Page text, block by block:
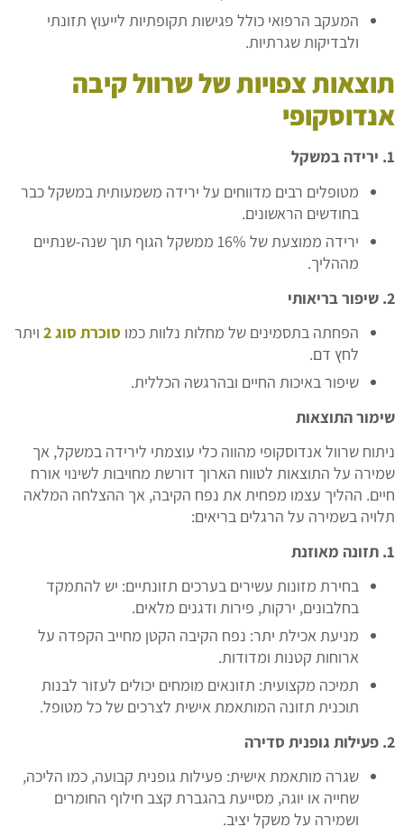
המעקב הרפואי כולל פגישות תקופתיות לייעוץ תזונתי
ולבדיקות שגרתיות.
תוצאות צפויות של שרוול קיבה
אנדוסקופי
1. ירידה במשקל
מטופלים רבים מדווחים על ירידה משמעותית במשקל כבר
בחודשים הראשונים.
ירידה ממוצעת של 16% ממשקל הגוף תוך שנה-שנתיים
מההליך.
2. שיפור בריאותי
הפחתה בתסמינים של מחלות נלוות כמו סוכרת סוג 2
ויתר
לחץ דם.
שיפור באיכות החיים ובהרגשה הכללית.
שימור התוצאות
ניתוח שרוול אנדוסקופי מהווה כלי עוצמתי לירידה במשקל, אך
שמירה על התוצאות לטווח הארוך דורשת מחויבות לשינוי אורח
חיים. ההליך עצמו מפחית את נפח הקיבה, אך ההצלחה המלאה
תלויה בשמירה על הרגלים בריאים:
1. תזונה מאוזנת
בחירת מזונות עשירים בערכים תזונתיים: יש להתמקד
בחלבונים, ירקות, פירות ודגנים מלאים.
מניעת אכילת יתר: נפח הקיבה הקטן מחייב הקפדה על
ארוחות קטנות ומדודות.
תמיכה מקצועית: תזונאים מומחים יכולים לעזור לבנות
תוכנית תזונה המותאמת אישית לצרכים של כל מטופל.
2. פעילות גופנית סדירה
שגרה מותאמת אישית: פעילות גופנית קבועה, כמו הליכה,
שחייה או יוגה, מסייעת בהגברת קצב חילוף החומרים
ושמירה על משקל יציב.